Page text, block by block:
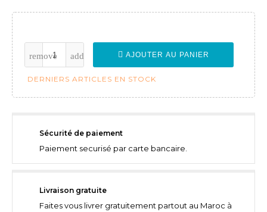
AJOUTER AU PANIER
DERNIERS ARTICLES EN STOCK
Sécurité de paiement
Paiement securisé par carte bancaire.
Livraison gratuite
Faites vous livrer gratuitement partout au Maroc à